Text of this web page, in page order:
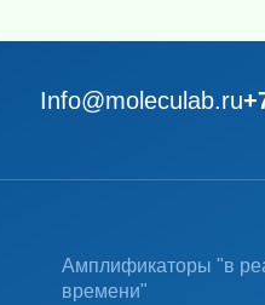
Info@moleculab.ru
Амплификаторы "в
времени"